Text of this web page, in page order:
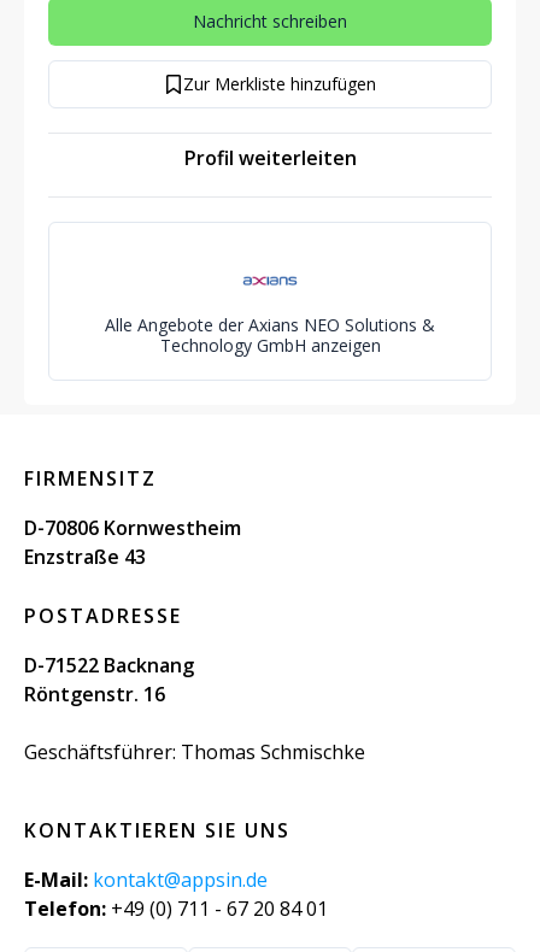
Nachricht schreiben
Zur Merkliste hinzufügen
Profil weiterleiten
Alle Angebote der Axians NEO Solutions &
Technology GmbH anzeigen
FIRMENSITZ
D-70806 Kornwestheim
Enzstraße 43
POSTADRESSE
D-71522 Backnang
Röntgenstr. 16
Geschäftsführer: Thomas Schmischke
KONTAKTIEREN SIE UNS
E-Mail: kontakt@appsin.de
Telefon: +49 (0) 711 - 67 20 84 01